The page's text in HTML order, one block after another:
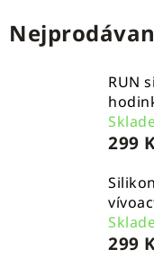
RUN
299
299